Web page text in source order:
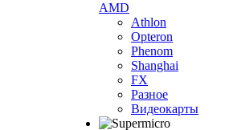
AMD
Athlon
Opteron
Phenom
Shanghai
FX
Разное
Видеокарты